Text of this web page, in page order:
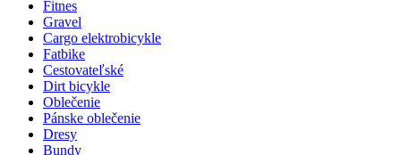
Fitnes
Gravel
Cargo elektrobicykle
Fatbike
Cestovateľské
Dirt bicykle
Oblečenie
Pánske oblečenie
Dresy
Bundy